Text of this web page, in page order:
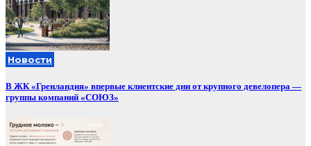
Новости
В ЖК «Гренландия» впервые клиентские дни от крупного девелопера —
группы компаний «СОЮЗ»